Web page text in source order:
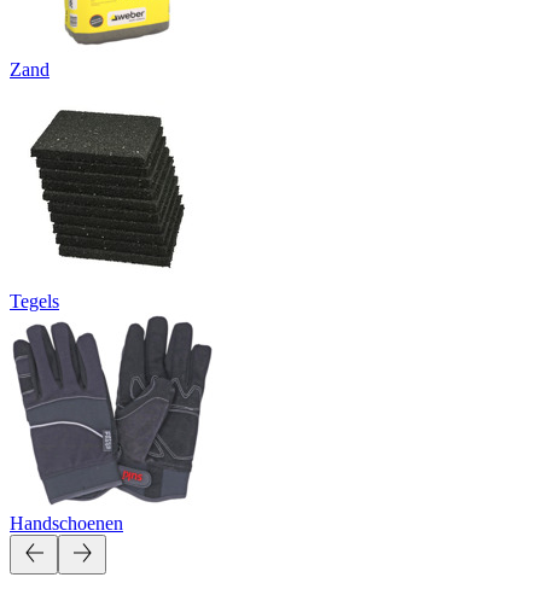
Zand
Tegels
Handschoenen